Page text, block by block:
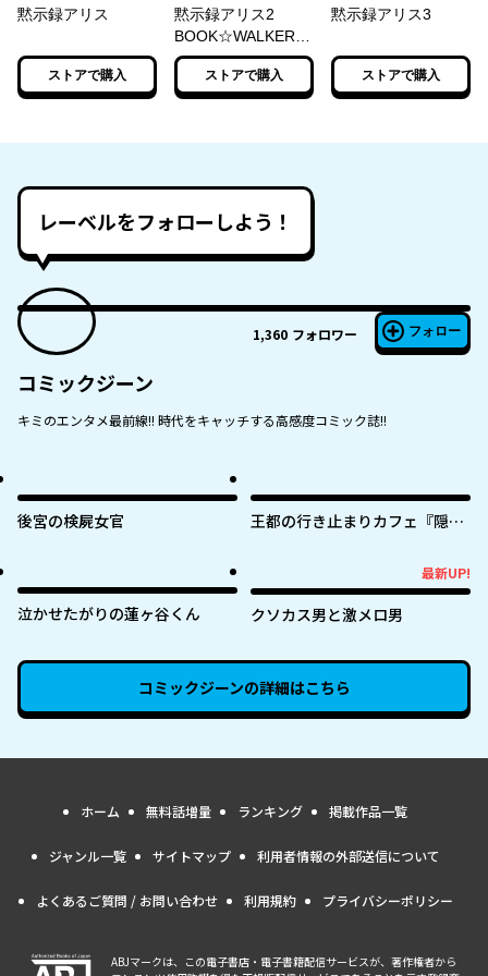
黙示録アリス
ストアで購入
黙示録アリス2
BOOK☆WALKER
special edition
ストアで購入
黙示録アリス3
ストアで購入
レーベルをフォローしよう！
1,360 フォロワー フォロー
コミックジーン
キミのエンタメ最前線!! 時代をキャッチする高感度コミック誌!!
後宮の検屍女官
王都の行き止まりカフェ『隠れ
た私の店に筆頭文官様がくつろ
ぎに来ます～
泣かせたがりの蓮ヶ谷くん
最新UP!
クソカス男と激メロ男
コミックジーンの詳細はこちら
ホーム 無料話増量 ランキング 掲載作品一覧
ジャンル一覧 サイトマップ 利用者情報の外部送信について
よくあるご質問 / お問い合わせ 利用規約 プライバシーポリシー
ABJマークは、この電子書店・電子書籍配信サービスが、著作権者から